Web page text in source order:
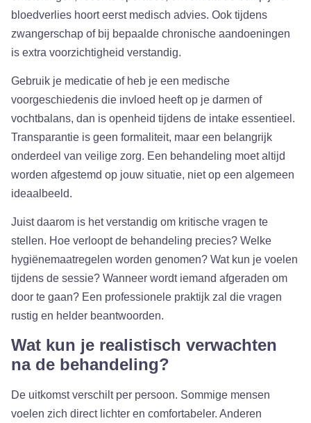
bloedverlies hoort eerst medisch advies. Ook tijdens
zwangerschap of bij bepaalde chronische aandoeningen
is extra voorzichtigheid verstandig.
Gebruik je medicatie of heb je een medische
voorgeschiedenis die invloed heeft op je darmen of
vochtbalans, dan is openheid tijdens de intake essentieel.
Transparantie is geen formaliteit, maar een belangrijk
onderdeel van veilige zorg. Een behandeling moet altijd
worden afgestemd op jouw situatie, niet op een algemeen
ideaalbeeld.
Juist daarom is het verstandig om kritische vragen te
stellen. Hoe verloopt de behandeling precies? Welke
hygiënemaatregelen worden genomen? Wat kun je voelen
tijdens de sessie? Wanneer wordt iemand afgeraden om
door te gaan? Een professionele praktijk zal die vragen
rustig en helder beantwoorden.
Wat kun je realistisch verwachten
na de behandeling?
De uitkomst verschilt per persoon. Sommige mensen
voelen zich direct lichter en comfortabeler. Anderen